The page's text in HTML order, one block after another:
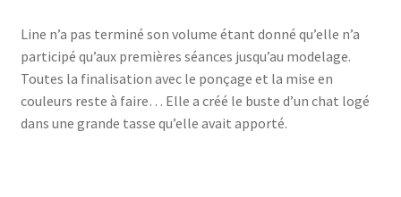
Line n’a pas terminé son volume étant donné qu’elle n’a
participé qu’aux premières séances jusqu’au modelage.
Toutes la finalisation avec le ponçage et la mise en
couleurs reste à faire… Elle a créé le buste d’un chat logé
dans une grande tasse qu’elle avait apporté.